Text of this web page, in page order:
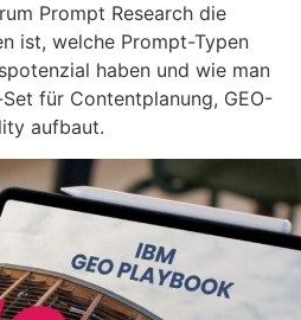
Prompt Research die
ist, welche Prompt-Typen
haben und wie man
für Contentplanung, GEO-
aufbaut.